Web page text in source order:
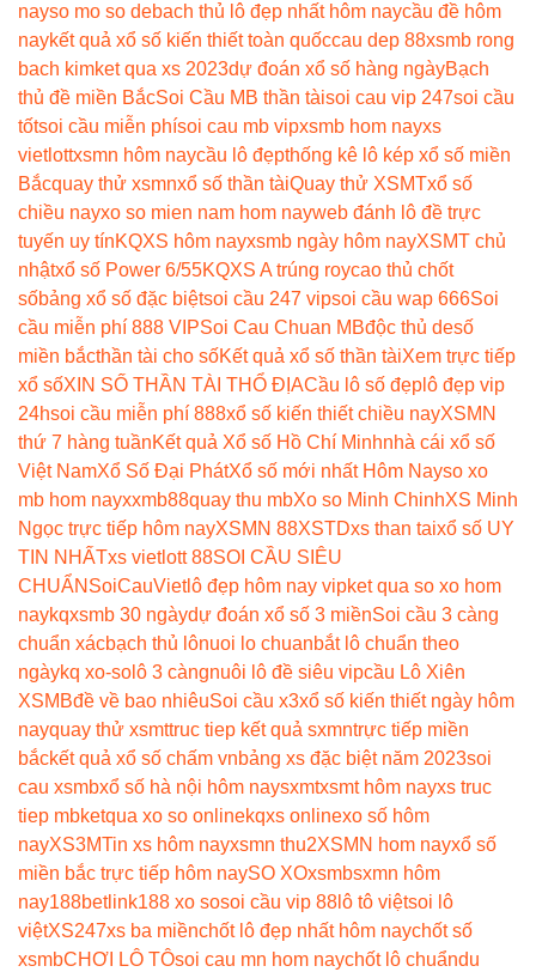
nayso mo so debach thủ lô đẹp nhất hôm naycầu đề hôm
naykết quả xổ số kiến thiết toàn quốccau dep 88xsmb rong
bach kimket qua xs 2023dự đoán xổ số hàng ngàyBạch
thủ đề miền BắcSoi Cầu MB thần tàisoi cau vip 247soi cầu
tốtsoi cầu miễn phísoi cau mb vipxsmb hom nayxs
vietlottxsmn hôm naycầu lô đẹpthống kê lô kép xổ số miền
Bắcquay thử xsmnxổ số thần tàiQuay thử XSMTxổ số
chiều nayxo so mien nam hom nayweb đánh lô đề trực
tuyến uy tínKQXS hôm nayxsmb ngày hôm nayXSMT chủ
nhậtxổ số Power 6/55KQXS A trúng roycao thủ chốt
sốbảng xổ số đặc biệtsoi cầu 247 vipsoi cầu wap 666Soi
cầu miễn phí 888 VIPSoi Cau Chuan MBđộc thủ desố
miền bắcthần tài cho sốKết quả xổ số thần tàiXem trực tiếp
xổ sốXIN SỐ THẦN TÀI THỔ ĐỊACầu lô số đẹp lô đẹp vip
24hsoi cầu miễn phí 888xổ số kiến thiết chiều nayXSMN
thứ 7 hàng tuầnKết quả Xổ số Hồ Chí Minhnhà cái xổ số
Việt NamXổ Số Đại PhátXổ số mới nhất Hôm Nayso xo
mb hom nayxxmb88quay thu mbXo so Minh ChinhXS Minh
Ngọc trực tiếp hôm nayXSMN 88XSTDxs than taixổ số UY
TIN NHẤTxs vietlott 88SOI CẦU SIÊU
CHUẨN SoiCauVietlô đẹp hôm nay vipket qua so xo hom
naykqxsmb 30 ngàydự đoán xổ số 3 miềnSoi cầu 3 càng
chuẩn xácbạch thủ lônuoi lo chuanbắt lô chuẩn theo
ngàykq xo-so lô 3 càngnuôi lô đề siêu vipcầu Lô Xiên
XSMBđề về bao nhiêuSoi cầu x3xổ số kiến thiết ngày hôm
nayquay thử xsmttruc tiep kết quả sxmntrực tiếp miền
bắckết quả xổ số chấm vnbảng xs đặc biệt năm 2023soi
cau xsmbxổ số hà nội hôm naysxmtxsmt hôm nayxs truc
tiep mbketqua xo so onlinekqxs onlinexo số hôm
nayXS3MTin xs hôm nayxsmn thu2XSMN hom nayxổ số
miền bắc trực tiếp hôm naySO XOxsmbsxmn hôm
nay188betlink188 xo sosoi cầu vip 88 lô tô việtsoi lô
việtXS247xs ba miềnchốt lô đẹp nhất hôm naychốt số
xsmbCHƠI LÔ TÔsoi cau mn hom naychốt lô chuẩndu